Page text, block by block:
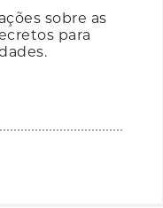
sobre as
para